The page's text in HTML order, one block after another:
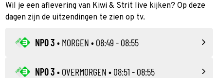
Wil je een aflevering van Kiwi & Strit live kijken? Op deze
dagen zijn de uitzendingen te zien op tv.
NPO 3 • MORGEN • 08:49 - 08:55
NPO 3 • OVERMORGEN • 08:51 - 08:55